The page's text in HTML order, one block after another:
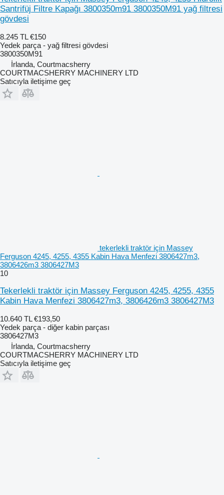
Santrifüj Filtre Kapağı 3800350m91 3800350M91 yağ filtresi
gövdesi
8.245 TL €150
Yedek parça - yağ filtresi gövdesi
3800350M91
İrlanda, Courtmacsherry
COURTMACSHERRY MACHINERY LTD
Satıcıyla iletişime geç
tekerlekli traktör için Massey
Ferguson 4245, 4255, 4355 Kabin Hava Menfezi 3806427m3,
3806426m3 3806427M3
10
Tekerlekli traktör için Massey Ferguson 4245, 4255, 4355
Kabin Hava Menfezi 3806427m3, 3806426m3 3806427M3
10.640 TL €193,50
Yedek parça - diğer kabin parçası
3806427M3
İrlanda, Courtmacsherry
COURTMACSHERRY MACHINERY LTD
Satıcıyla iletişime geç